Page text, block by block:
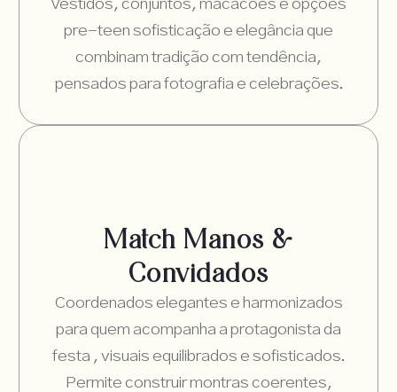
Vestidos, conjuntos, macacões e opções
pre-teen sofisticação e elegância que
combinam tradição com tendência,
pensados para fotografia e celebrações.
Match Manos &
Convidados
Coordenados elegantes e harmonizados
para quem acompanha a protagonista da
festa , visuais equilibrados e sofisticados.
Permite construir montras coerentes,